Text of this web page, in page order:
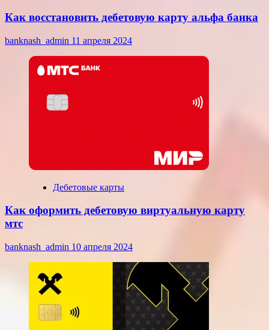
Как восстановить дебетовую карту альфа банка
banknash_admin 11 апреля 2024
Дебетовые карты
Как оформить дебетовую виртуальную карту
мтс
banknash_admin 10 апреля 2024